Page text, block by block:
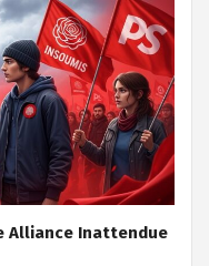
Alliance Inattendue